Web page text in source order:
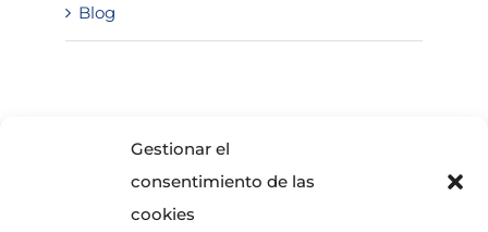
Gestionar el
consentimiento de las
cookies
Blog